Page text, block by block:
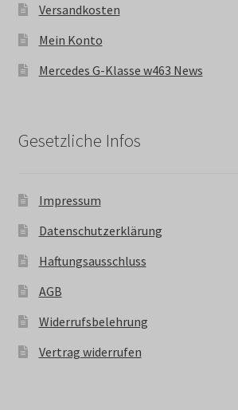
Versandkosten
Mein Konto
Mercedes G-Klasse w463 News
Gesetzliche Infos
Impressum
Datenschutzerklärung
Haftungsausschluss
AGB
Widerrufsbelehrung
Vertrag widerrufen